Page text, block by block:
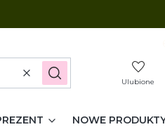
WyczyśćSzukaj Ulubione
NOWE